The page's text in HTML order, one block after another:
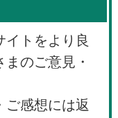
イトをより良
のご意見・
ご感想には返